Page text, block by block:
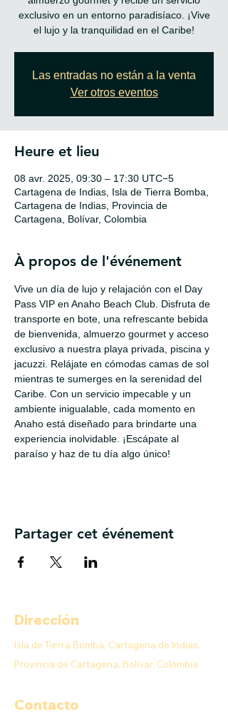
exclusivo en un entorno paradisíaco. ¡Vive
Las entradas no están a la venta
Ver otros eventos
Heure et lieu
08 avr. 2025, 09:30 – 17:30 UTC−5
Cartagena de Indias, Isla de Tierra Bomba,
Cartagena de Indias, Provincia de
Cartagena, Bolívar, Colombia
À propos de l'événement
Vive un día de lujo y relajación con el Day
Pass VIP en Anaho Beach Club. Disfruta de
transporte en bote, una refrescante bebida
de bienvenida, almuerzo gourmet y acceso
exclusivo a nuestra playa privada, piscina y
jacuzzi. Relájate en cómodas camas de sol
mientras te sumerges en la serenidad del
Caribe. Con un servicio impecable y un
ambiente inigualable, cada momento en
Anaho está diseñado para brindarte una
experiencia inolvidable. ¡Escápate al
paraíso y haz de tu día algo único!
Partager cet événement
Dirección
Isla de Tierra Bomba, Cartagena de Indias,
Provincia de Cartagena, Bolívar, Colombia
Contacto